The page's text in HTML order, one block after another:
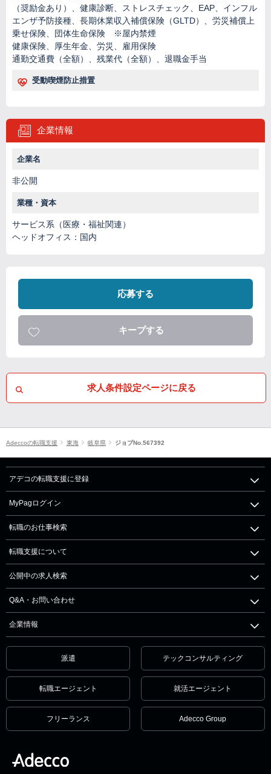
（奨励金あり）、健康診断、ストレスチェック、EAP、インフル
エンザ予防接種、長期休業収入補償保険（GLTD）、労災補償上
乗せ保険、団体生命保険 ※屋内禁煙
健康保険、厚生年金、労災、雇用保険
通勤交通費（全額）、残業代（全額）、退職金手当
受動喫煙防止措置
企業情報
企業名
非公開
業種・資本
サービス系（医療・福祉関連）
ヘッドオフィス：国内
応募する
キープする
求人条件設定ページに戻る
Adeccoの転職支援 東海 岐阜県 ジョブNo.567392
アデコの転職支援に登録
MyPagログイン
転職のお仕事検索
転職支援について
公開中の求人検索
Q&A・お問い合わせ
企業情報
派遣 テックコンサルティング
転職エージェント 就活エージェント
フリーランス Adecco Group